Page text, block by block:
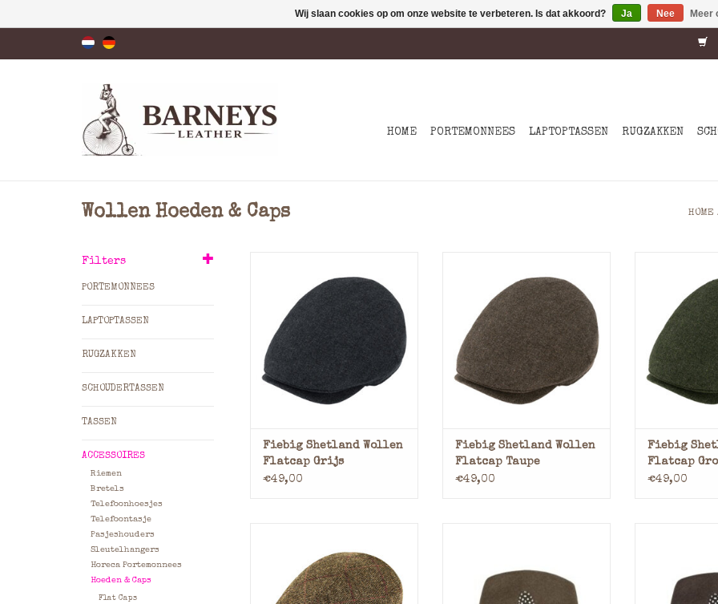
HOME PORTEMONNEES LAPTOPTASSEN RUGZAKKEN
Wollen Hoeden & Caps HOME
Filters
PORTEMONNEES
LAPTOPTASSEN
RUGZAKKEN
SCHOUDERTASSEN
TASSEN
ACCESSOIRES
Riemen
Bretels
Telefoonhoesjes
Telefoontasje
Pasjeshouders
Sleutelhangers
Horeca Portemonnees
Hoeden & Caps
Flat Caps
Flatcap
Hoogwaardig Shetlandwol
De Fiebig Shetland wollen
vakmanschap. Gemaakt van
puur Shetlandwol biedt deze
flatcap natuurlijke warmte,
Fiebig Shetland Wollen
Flatcap Grijs
€49,00
Flatcap
Authentieke Stijl met
Hoogwaardig Shetlandwol
De Fiebig Shetland wollen
vakmanschap. Gemaakt van
puur Shetlandwol biedt deze
flatcap natuurlijke warmte,
Fiebig Shetland Wollen
Flatcap Taupe
€49,00
De Fiebig
puur
flatcap
Fiebig
Flatcap
€49,00
Stijlvol
De Hatland Channing is een
elegante en functionele
De Hatland
elegante
Wij slaan cookies op om onze website te verbeteren. Is dat akkoord? Ja Nee Meer